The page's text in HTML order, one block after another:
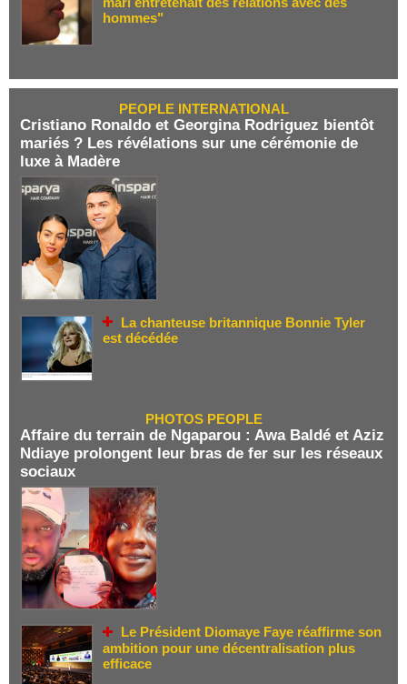
hommes"
PEOPLE INTERNATIONAL
Cristiano Ronaldo et Georgina Rodriguez bientôt
mariés ? Les révélations sur une cérémonie de
luxe à Madère
La chanteuse britannique Bonnie Tyler
est décédée
PHOTOS PEOPLE
Affaire du terrain de Ngaparou : Awa Baldé et Aziz
Ndiaye prolongent leur bras de fer sur les réseaux
sociaux
Le Président Diomaye Faye réaffirme son
ambition pour une décentralisation plus
efficace